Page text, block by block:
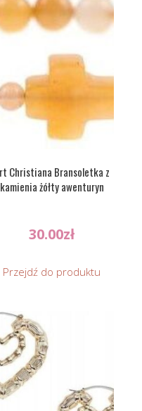
Christiana Bransoletka z
kamienia żółty awenturyn
30.00zł
Przejdź do produktu